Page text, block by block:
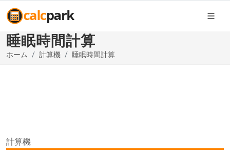
睡眠時間計算
ホーム 計算機 睡眠時間計算
計算機